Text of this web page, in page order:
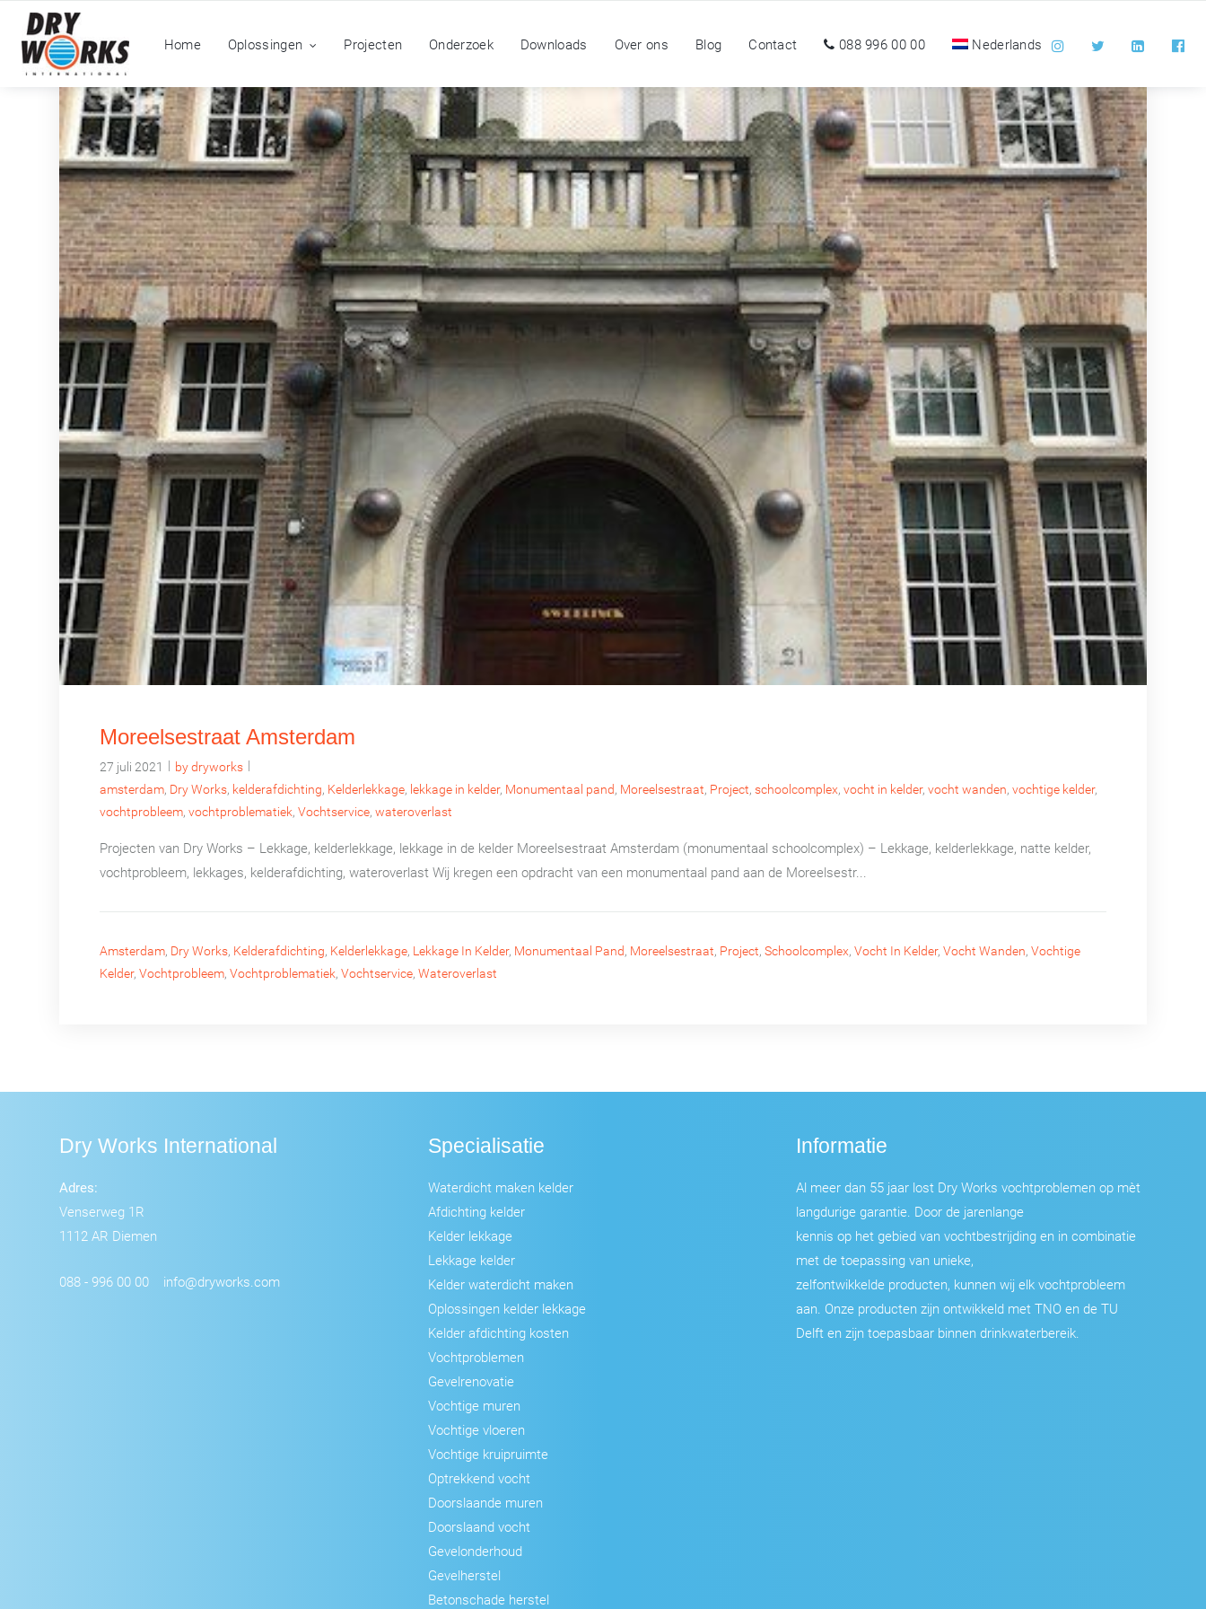
Home Oplossingen Projecten Onderzoek Downloads Over ons Blog Contact 088 996 00 00 Nederlands
Moreelsestraat Amsterdam
27 juli 2021 | by dryworks |
amsterdam, Dry Works, kelderafdichting, Kelderlekkage, lekkage in kelder, Monumentaal pand, Moreelsestraat, Project, schoolcomplex, vocht in kelder, vocht wanden, vochtige kelder,
vochtprobleem, vochtproblematiek, Vochtservice, wateroverlast
Projecten van Dry Works – Lekkage, kelderlekkage, lekkage in de kelder Moreelsestraat Amsterdam (monumentaal schoolcomplex) – Lekkage, kelderlekkage, natte kelder,
vochtprobleem, lekkages, kelderafdichting, wateroverlast Wij kregen een opdracht van een monumentaal pand aan de Moreelsestr...
Amsterdam, Dry Works, Kelderafdichting, Kelderlekkage, Lekkage In Kelder, Monumentaal Pand, Moreelsestraat, Project, Schoolcomplex, Vocht In Kelder, Vocht Wanden, Vochtige
Kelder, Vochtprobleem, Vochtproblematiek, Vochtservice, Wateroverlast
Dry Works International
Adres:
Venserweg 1R
1112 AR Diemen
088 - 996 00 00 info@dryworks.com
Specialisatie
Waterdicht maken kelder
Afdichting kelder
Kelder lekkage
Lekkage kelder
Kelder waterdicht maken
Oplossingen kelder lekkage
Kelder afdichting kosten
Vochtproblemen
Gevelrenovatie
Vochtige muren
Vochtige vloeren
Vochtige kruipruimte
Optrekkend vocht
Doorslaande muren
Doorslaand vocht
Gevelonderhoud
Gevelherstel
Betonschade herstel
Informatie
Al meer dan 55 jaar lost Dry Works vochtproblemen op mèt
langdurige garantie. Door de jarenlange
kennis op het gebied van vochtbestrijding en in combinatie
met de toepassing van unieke,
zelfontwikkelde producten, kunnen wij elk vochtprobleem
aan. Onze producten zijn ontwikkeld met TNO en de TU
Delft en zijn toepasbaar binnen drinkwaterbereik.